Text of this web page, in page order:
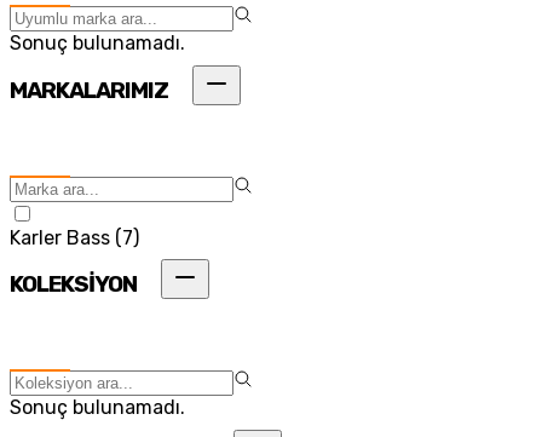
Sonuç bulunamadı.
MARKALARIMIZ
Karler Bass (7)
KOLEKSİYON
Sonuç bulunamadı.